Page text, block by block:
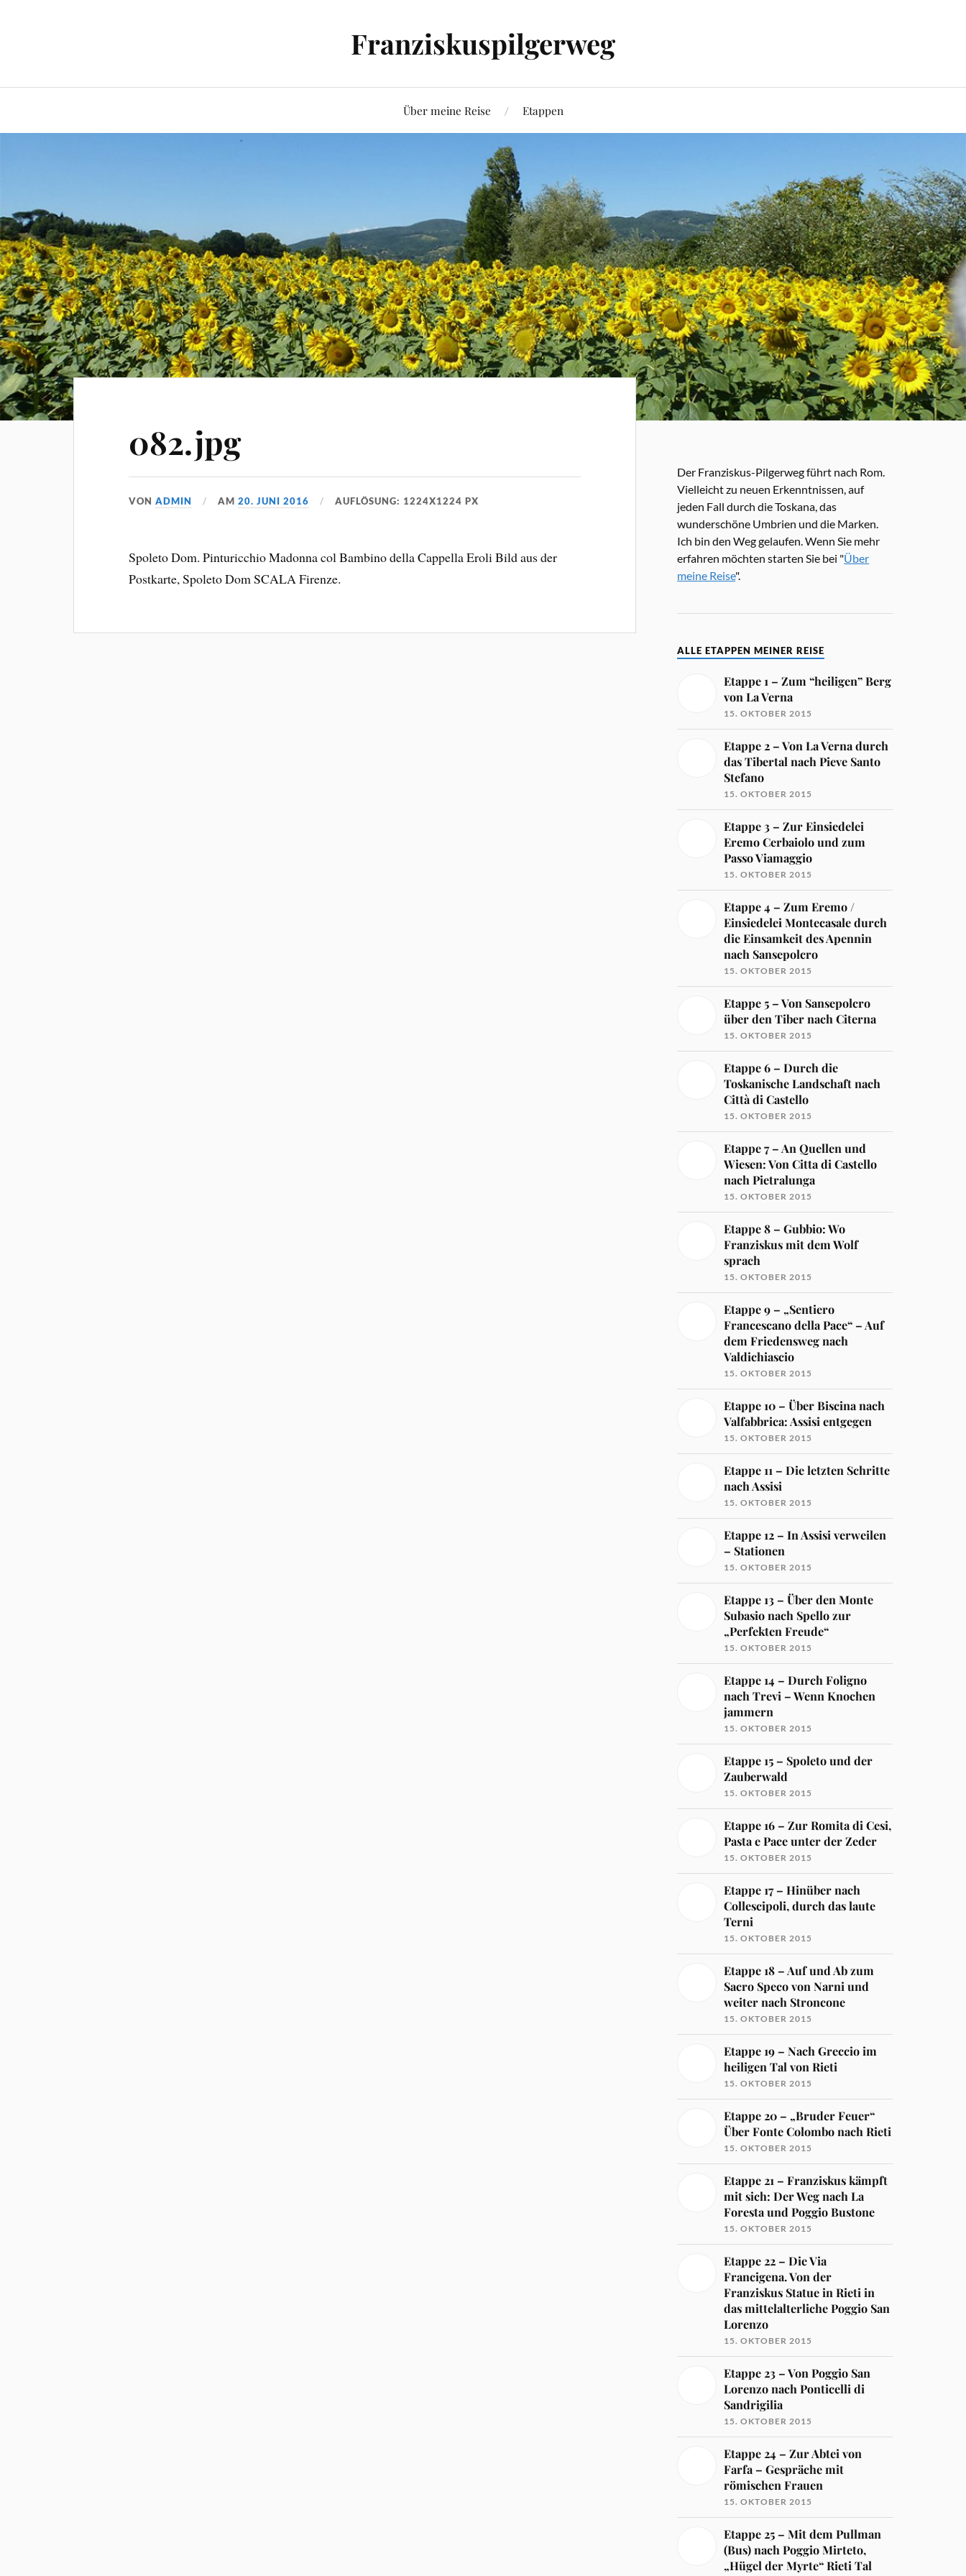
Franziskuspilgerweg
Über meine Reise Etappen
082.jpg
VONADMIN AM20. JUNI 2016 AUFLÖSUNG: 1224X1224 PX
Spoleto Dom. Pinturicchio Madonna col Bambino della Cappella Eroli Bild aus der
Postkarte, Spoleto Dom SCALA Firenze.
Der Franziskus-Pilgerweg führt nach Rom.
Vielleicht zu neuen Erkenntnissen, auf
jeden Fall durch die Toskana, das
wunderschöne Umbrien und die Marken.
Ich bin den Weg gelaufen. Wenn Sie mehr
erfahren möchten starten Sie bei "Über
meine Reise".
ALLE ETAPPEN MEINER REISE
Etappe 1 – Zum “heiligen” Berg
von La Verna
15. OKTOBER 2015
Etappe 2 – Von La Verna durch
das Tibertal nach Pieve Santo
Stefano
15. OKTOBER 2015
Etappe 3 – Zur Einsiedelei
Eremo Cerbaiolo und zum
Passo Viamaggio
15. OKTOBER 2015
Etappe 4 – Zum Eremo /
Einsiedelei Montecasale durch
die Einsamkeit des Apennin
nach Sansepolcro
15. OKTOBER 2015
Etappe 5 – Von Sansepolcro
über den Tiber nach Citerna
15. OKTOBER 2015
Etappe 6 – Durch die
Toskanische Landschaft nach
Città di Castello
15. OKTOBER 2015
Etappe 7 – An Quellen und
Wiesen: Von Citta di Castello
nach Pietralunga
15. OKTOBER 2015
Etappe 8 – Gubbio: Wo
Franziskus mit dem Wolf
sprach
15. OKTOBER 2015
Etappe 9 – „Sentiero
Francescano della Pace“ – Auf
dem Friedensweg nach
Valdichiascio
15. OKTOBER 2015
Etappe 10 – Über Biscina nach
Valfabbrica: Assisi entgegen
15. OKTOBER 2015
Etappe 11 – Die letzten Schritte
nach Assisi
15. OKTOBER 2015
Etappe 12 – In Assisi verweilen
– Stationen
15. OKTOBER 2015
Etappe 13 – Über den Monte
Subasio nach Spello zur
„Perfekten Freude“
15. OKTOBER 2015
Etappe 14 – Durch Foligno
nach Trevi – Wenn Knochen
jammern
15. OKTOBER 2015
Etappe 15 – Spoleto und der
Zauberwald
15. OKTOBER 2015
Etappe 16 – Zur Romita di Cesi,
Pasta e Pace unter der Zeder
15. OKTOBER 2015
Etappe 17 – Hinüber nach
Collescipoli, durch das laute
Terni
15. OKTOBER 2015
Etappe 18 – Auf und Ab zum
Sacro Speco von Narni und
weiter nach Stroncone
15. OKTOBER 2015
Etappe 19 – Nach Greccio im
heiligen Tal von Rieti
15. OKTOBER 2015
Etappe 20 – „Bruder Feuer“
Über Fonte Colombo nach Rieti
15. OKTOBER 2015
Etappe 21 – Franziskus kämpft
mit sich: Der Weg nach La
Foresta und Poggio Bustone
15. OKTOBER 2015
Etappe 22 – Die Via
Francigena. Von der
Franziskus Statue in Rieti in
das mittelalterliche Poggio San
Lorenzo
15. OKTOBER 2015
Etappe 23 – Von Poggio San
Lorenzo nach Ponticelli di
Sandrigilia
15. OKTOBER 2015
Etappe 24 – Zur Abtei von
Farfa – Gespräche mit
römischen Frauen
15. OKTOBER 2015
Etappe 25 – Mit dem Pullman
(Bus) nach Poggio Mirteto,
„Hügel der Myrte“ Rieti Tal